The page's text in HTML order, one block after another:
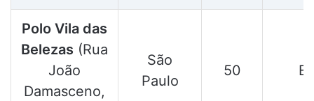
Polo Vila das
Belezas (Rua
João
Damasceno,
São
Paulo
50